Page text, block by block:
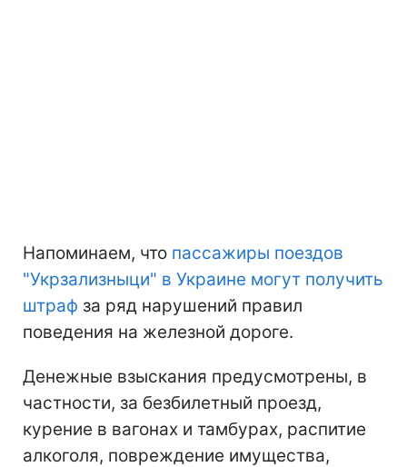
Напоминаем, что пассажиры поездов
"Укрзализныци" в Украине могут получить
штраф за ряд нарушений правил
поведения на железной дороге.
Денежные взыскания предусмотрены, в
частности, за безбилетный проезд,
курение в вагонах и тамбурах, распитие
алкоголя, повреждение имущества,